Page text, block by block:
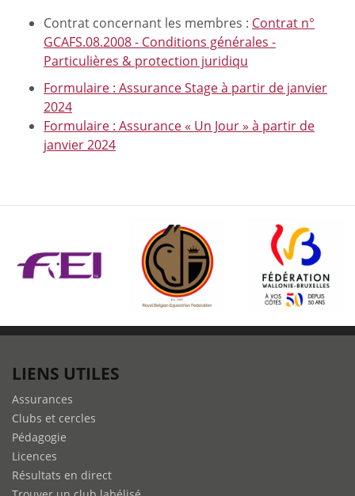
Contrat concernant les membres : Contrat n°
GCAFS.08.2008 - Conditions générales -
Particulières & protection juridiqu
Formulaire : Assurance Stage à partir de janvier
2024
Formulaire : Assurance « Un Jour » à partir de
janvier 2024
LIENS UTILES
Assurances
Clubs et cercles
Pédagogie
Licences
Résultats en direct